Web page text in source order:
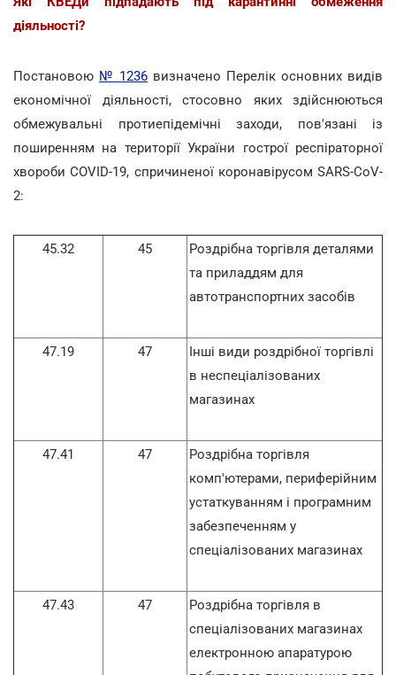
діяльності?
Постановою № 1236 визначено Перелік основних видів
економічної діяльності, стосовно яких здійснюються
обмежувальні протиепідемічні заходи, пов'язані із
поширенням на території України гострої респіраторної
хвороби COVID-19, спричиненої коронавірусом SARS-CoV-
2:
45.32 45
Роздрібна торгівля деталями
та приладдям для
автотранспортних засобів
47.19 47
Інші види роздрібної торгівлі
в неспеціалізованих
магазинах
47.41 47
Роздрібна торгівля
комп'ютерами, периферійним
устаткуванням і програмним
забезпеченням у
спеціалізованих магазинах
47.43 47
Роздрібна торгівля в
спеціалізованих магазинах
електронною апаратурою